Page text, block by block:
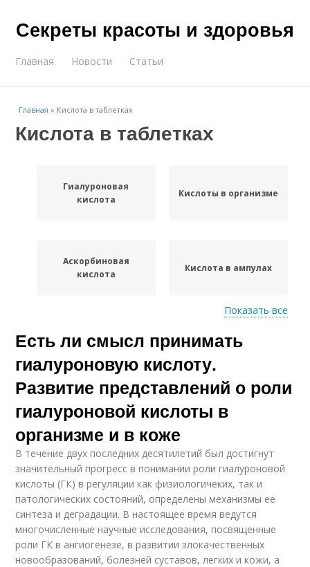
Секреты красоты и здоровья
Главная Новости Статьи
Главная » Кислота в таблетках
Кислота в таблетках
Гиалуроновая
кислота
Кислоты в организме
Аскорбиновая
кислота
Кислота в ампулах
Кислота под глаза
Показать все
Есть ли смысл принимать
гиалуроновую кислоту.
Развитие представлений о роли
гиалуроновой кислоты в
организме и в коже
В течение двух последних десятилетий был достигнут
значительный прогресс в понимании роли гиалуроновой
кислоты (ГК) в регуляции как физиологичеких, так и
патологических состояний, определены механизмы ее
синтеза и деградации. В настоящее время ведутся
многочисленные научные исследования, посвященные
роли ГК в ангиогенезе, в развитии злокачественных
новообразований, болезней суставов, легких и кожи, а